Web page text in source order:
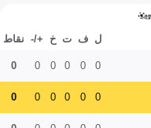
ل ف ت خ +/- نقاط
0
0
0
0
0
0
0
0
0
0
0
0